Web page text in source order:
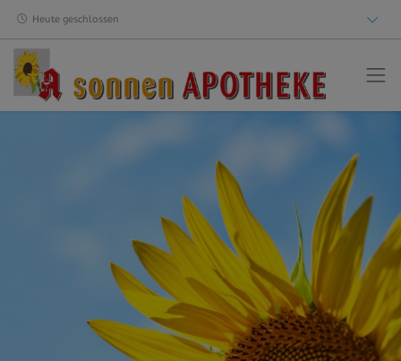
Heute geschlossen